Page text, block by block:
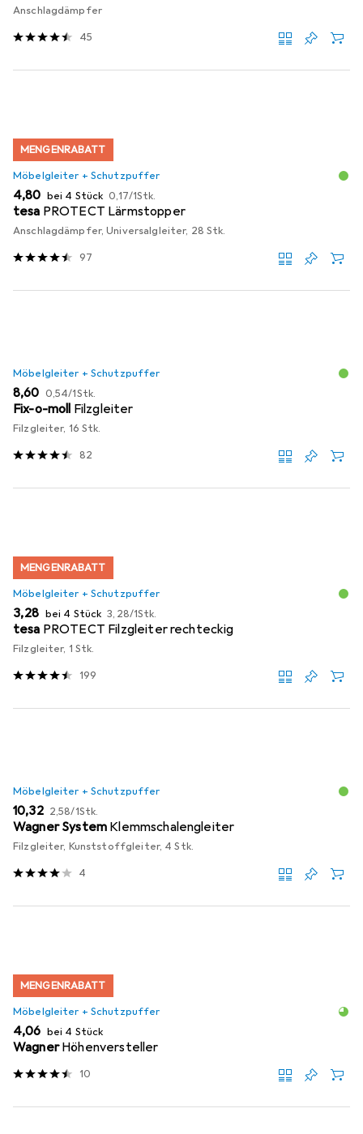
Anschlagdämpfer
45
MENGENRABATT
Möbelgleiter + Schutzpuffer
EUR
4,80 bei 4 Stück EUR
0,17/1Stk.
tesa PROTECT Lärmstopper
Anschlagdämpfer, Universalgleiter, 28 Stk.
97
Möbelgleiter + Schutzpuffer
EUR
8,60 EUR
0,54/1Stk.
Fix-o-moll Filzgleiter
Filzgleiter, 16 Stk.
82
MENGENRABATT
Möbelgleiter + Schutzpuffer
EUR
3,28 bei 4 Stück EUR
3,28/1Stk.
tesa PROTECT Filzgleiter rechteckig
Filzgleiter, 1 Stk.
199
Möbelgleiter + Schutzpuffer
EUR
10,32 EUR
2,58/1Stk.
Wagner System Klemmschalengleiter
Filzgleiter, Kunststoffgleiter, 4 Stk.
4
MENGENRABATT
Möbelgleiter + Schutzpuffer
EUR
4,06 bei 4 Stück
Wagner Höhenversteller
10